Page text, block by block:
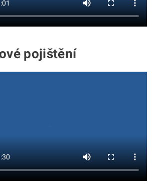
pojištění